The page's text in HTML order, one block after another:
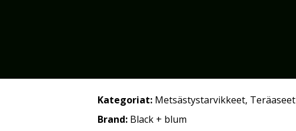
Kategoriat: Metsästystarvikkeet, Teräaseet
Brand: Black + blum